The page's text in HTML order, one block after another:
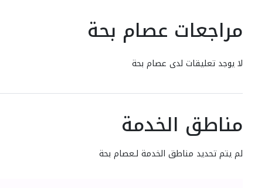
مراجعات عصام بحة
لا يوجد تعليقات لدى عصام بحة
مناطق الخدمة
لم يتم تحديد مناطق الخدمة لـعصام بحة